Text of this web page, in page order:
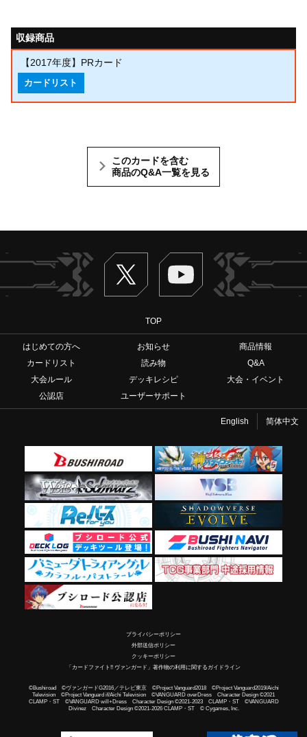
収録商品
【2017年度】PRカード
カードリスト
このカードを含む
商品のQ&A一覧を見る
Twitter ヴァンガードch
TOP
はじめての方へ お知らせ
商品情報
カードリスト
読み物
Q&A
大会ルール
デッキレシピ
大会・イベント
公認店
ユーザーサポート
English 简体中文
プライバシーポリシー
外部送信ポリシー
クッキーポリシー
「カードファイト!! ヴァンガード」著作物の利用に関するガイドライン
©Bushiroad ©ヴァンガードG2016／テレビ東京 ©Project Vanguard2018 ©Project Vanguard2019/Aichi
Television ©Project Vanguard if/Aichi Television ©VANGUARD overDress Character Design ©2021
CLAMP・ST ©VANGUARD will+Dress Character Design ©2021-2023 CLAMP・ST ©VANGUARD
Divinez Character Design ©2021-2026 CLAMP・ST © Cygames, Inc.